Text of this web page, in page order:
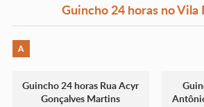
Guincho 24 horas no Vila
A
Guincho 24 horas Rua Acyr
Gonçalves Martins